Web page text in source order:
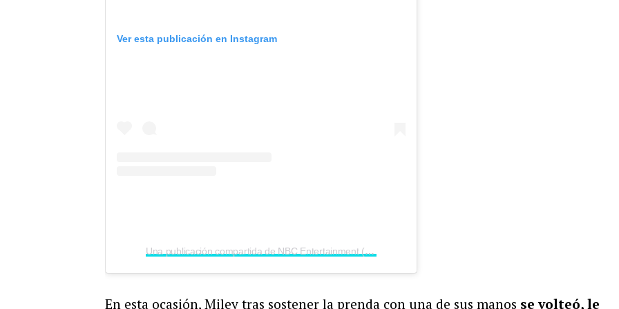
Ver esta publicación en Instagram
Una publicación compartida de NBC Entertainment (@nbc)
En esta ocasión, Miley tras sostener la prenda con una de sus manos se volteó, le